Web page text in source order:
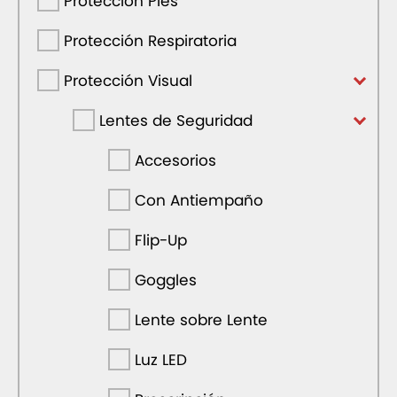
Protección Respiratoria
Protección Visual
Lentes de Seguridad
Accesorios
Con Antiempaño
Flip-Up
Goggles
Lente sobre Lente
Luz LED